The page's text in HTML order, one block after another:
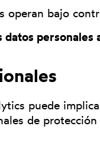
operan bajo
datos personales
puede
de